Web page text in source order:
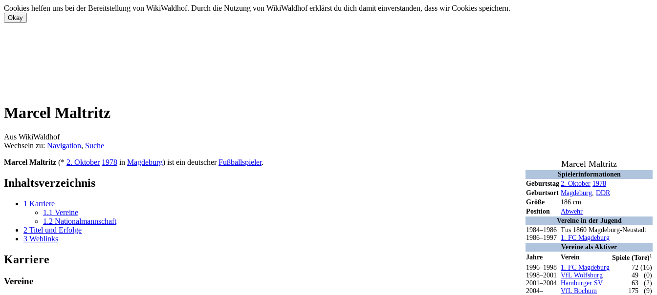
Cookies helfen uns bei der Bereitstellung von WikiWaldhof. Durch die Nutzung von WikiWaldhof erklärst du dich damit einverstanden, dass wir Cookies speichern.
Marcel Maltritz
Aus WikiWaldhof
Wechseln zu: Navigation, Suche
Marcel Maltritz
Spielerinformationen
Geburtstag 2. Oktober 1978
Geburtsort Magdeburg DDR
Größe
186 cm
Position
Abwehr
Vereine in der Jugend
1984–1986
1986–1997
Tus 1860 Magdeburg-Neustadt
1. FC Magdeburg
Vereine als Aktiver
Jahre
Verein Spiele (Tore)1
1996–1998
1998–2001
2001–2004
2004–
1. FC Magdeburg
VfL Wolfsburg
Hamburger SV
VfL Bochum
72 (16)
49
(0)
63
(2)
175
(9)
Marcel Maltritz (* 2. Oktober 1978 in Magdeburg) ist ein deutscherFußballspieler.
Inhaltsverzeichnis
1 Karriere
1.1 Vereine
1.2 Nationalmannschaft
2 Titel und Erfolge
3 Weblinks
Karriere
Vereine